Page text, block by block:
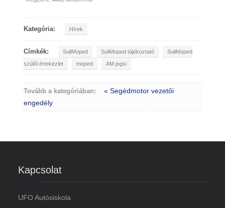
Kategória: Hírek
Címkék: SuliMoped SuliMoped tájékoztató
SuliMoped
szülői értekezlet
moped AM jogsi
Tovább a kategóriában:
« Segédmotor vezetői
engedély
Kapcsolat
UFO Autósiskola